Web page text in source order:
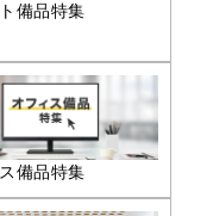
備品特集
備品特集